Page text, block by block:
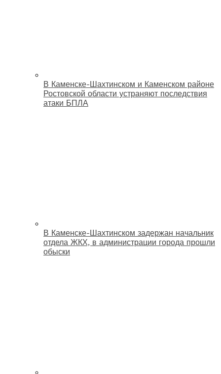
В Каменске-Шахтинском и Каменском районе
Ростовской области устраняют последствия
атаки БПЛА
В Каменске-Шахтинском задержан начальник
отдела ЖКХ, в администрации города прошли
обыски